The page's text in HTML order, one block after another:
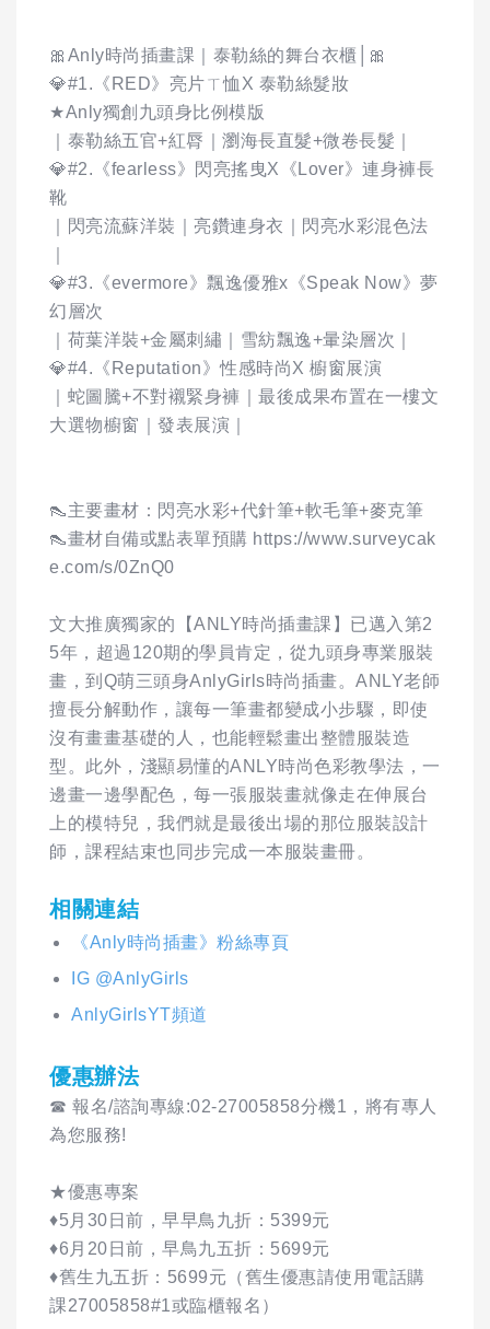
🎀Anly時尚插畫課｜泰勒絲的舞台衣櫃│🎀
💎#1.《RED》亮片ㄒ恤X 泰勒絲髮妝
★Anly獨創九頭身比例模版
｜泰勒絲五官+紅脣｜瀏海長直髮+微卷長髮｜
💎#2.《fearless》閃亮搖曳X《Lover》連身褲長
靴
｜閃亮流蘇洋裝｜亮鑽連身衣｜閃亮水彩混色法
💎#3.《evermore》飄逸優雅x《Speak Now》夢
幻層次
｜荷葉洋裝+金屬刺繡｜雪紡飄逸+暈染層次｜
💎#4.《Reputation》性感時尚X 櫥窗展演
｜蛇圖騰+不對襯緊身褲｜最後成果布置在一樓文
大選物櫥窗｜發表展演｜
👠主要畫材：閃亮水彩+代針筆+軟毛筆+麥克筆
👠畫材自備或點表單預購 https://www.surveycak
e.com/s/0ZnQ0
文大推廣獨家的【ANLY時尚插畫課】已邁入第2
5年，超過120期的學員肯定，從九頭身專業服裝
畫，到Q萌三頭身AnlyGirls時尚插畫。ANLY老師
擅長分解動作，讓每一筆畫都變成小步驟，即使
沒有畫畫基礎的人，也能輕鬆畫出整體服裝造
型。此外，淺顯易懂的ANLY時尚色彩教學法，一
邊畫一邊學配色，每一張服裝畫就像走在伸展台
上的模特兒，我們就是最後出場的那位服裝設計
師，課程結束也同步完成一本服裝畫冊。
相關連結
《Anly時尚插畫》粉絲專頁
IG @AnlyGirls
AnlyGirlsYT頻道
優惠辦法
☎ 報名/諮詢專線:02-27005858分機1，將有專人
為您服務!
★優惠專案
♦️5月30日前，早早鳥九折：5399元
♦️6月20日前，早鳥九五折：5699元
♦️舊生九五折：5699元（舊生優惠請使用電話購
課27005858#1或臨櫃報名）